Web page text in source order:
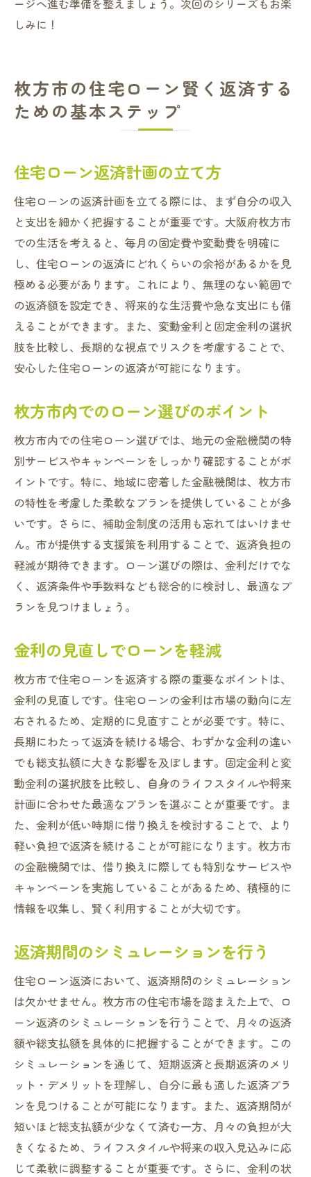
ージへ進む準備を整えましょう。次回のシリーズもお楽
しみに！
枚方市の住宅ローン賢く返済する
ための基本ステップ
住宅ローン返済計画の立て方
住宅ローンの返済計画を立てる際には、まず自分の収入
と支出を細かく把握することが重要です。大阪府枚方市
での生活を考えると、毎月の固定費や変動費を明確に
し、住宅ローンの返済にどれくらいの余裕があるかを見
極める必要があります。これにより、無理のない範囲で
の返済額を設定でき、将来的な生活費や急な支出にも備
えることができます。また、変動金利と固定金利の選択
肢を比較し、長期的な視点でリスクを考慮することで、
安心した住宅ローンの返済が可能になります。
枚方市内でのローン選びのポイント
枚方市内での住宅ローン選びでは、地元の金融機関の特
別サービスやキャンペーンをしっかり確認することがポ
イントです。特に、地域に密着した金融機関は、枚方市
の特性を考慮した柔軟なプランを提供していることが多
いです。さらに、補助金制度の活用も忘れてはいけませ
ん。市が提供する支援策を利用することで、返済負担の
軽減が期待できます。ローン選びの際は、金利だけでな
く、返済条件や手数料なども総合的に検討し、最適なプ
ランを見つけましょう。
金利の見直しでローンを軽減
枚方市で住宅ローンを返済する際の重要なポイントは、
金利の見直しです。住宅ローンの金利は市場の動向に左
右されるため、定期的に見直すことが必要です。特に、
長期にわたって返済を続ける場合、わずかな金利の違い
でも総支払額に大きな影響を及ぼします。固定金利と変
動金利の選択肢を比較し、自身のライフスタイルや将来
計画に合わせた最適なプランを選ぶことが重要です。ま
た、金利が低い時期に借り換えを検討することで、より
軽い負担で返済を続けることが可能になります。枚方市
の金融機関では、借り換えに際しても特別なサービスや
キャンペーンを実施していることがあるため、積極的に
情報を収集し、賢く利用することが大切です。
返済期間のシミュレーションを行う
住宅ローン返済において、返済期間のシミュレーション
は欠かせません。枚方市の住宅市場を踏まえた上で、ロ
ーン返済のシミュレーションを行うことで、月々の返済
額や総支払額を具体的に把握することができます。この
シミュレーションを通じて、短期返済と長期返済のメリ
ット・デメリットを理解し、自分に最も適した返済プラ
ンを見つけることが可能になります。また、返済期間が
短いほど総支払額が少なくて済む一方、月々の負担が大
きくなるため、ライフスタイルや将来の収入見込みに応
じて柔軟に調整することが重要です。さらに、金利の状